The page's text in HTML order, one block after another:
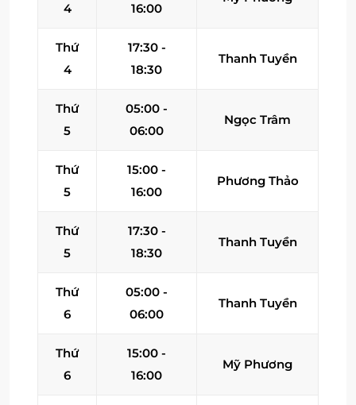
4
16:00
Thứ
4
17:30 -
18:30
Thanh Tuyền
Thứ
5
05:00 -
06:00
Ngọc Trâm
Thứ
5
15:00 -
16:00
Phương Thảo
Thứ
5
17:30 -
18:30
Thanh Tuyền
Thứ
6
05:00 -
06:00
Thanh Tuyền
Thứ
6
15:00 -
16:00
Mỹ Phương